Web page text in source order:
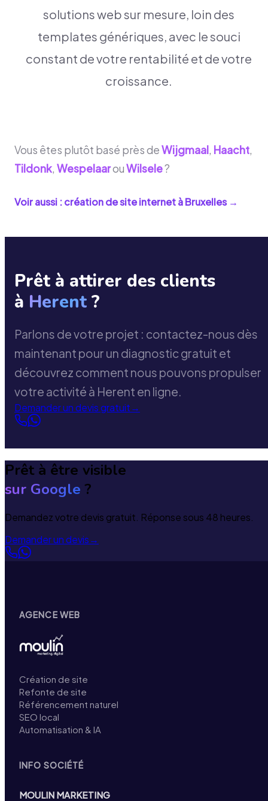
solutions web sur mesure, loin des
templates génériques, avec le souci
constant de votre rentabilité et de votre
croissance.
Vous êtes plutôt basé près deWijgmaal, Haacht,
Tildonk, WespelaarouWilsele?
Voir aussi : création de site internet àBruxelles→
Prêt à attirer des clients
à Herent ?
Parlons de votre projet : contactez-nous dès
maintenant pour un diagnostic gratuit et
découvrez comment nous pouvons propulser
votre activité à Herent en ligne.
Demander un devis gratuit→
Prêt à être visible
sur Google ?
Demandez votre devis gratuit. Réponse sous 48 heures.
Demander un devis→
AGENCE WEB
Création de site
Refonte de site
Référencement naturel
SEO local
Automatisation & IA
INFO SOCIÉTÉ
MOULIN MARKETING